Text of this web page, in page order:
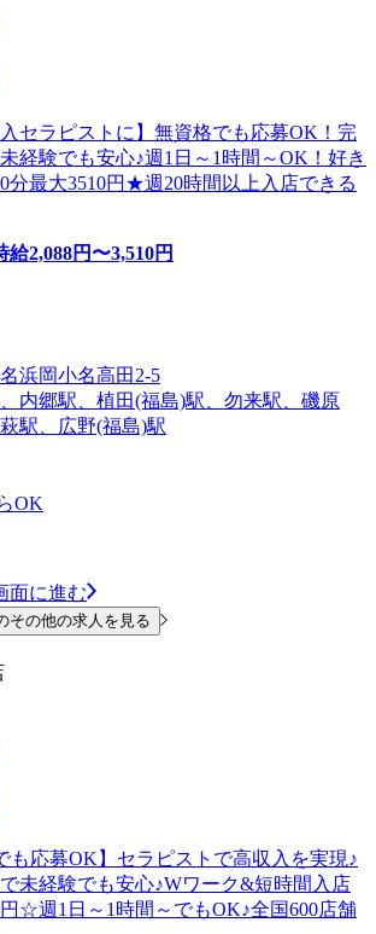
入セラピストに】無資格でも応募OK！完
経験でも安心♪週1日～1時間～OK！好き
分最大3510円★週20時間以上入店できる
給2,088円〜3,510円
浜岡小名高田2-5
内郷駅、植田(福島)駅、勿来駅、磯原
駅、広野(福島)駅
OK
面に進む
その他の求人を見る
も応募OK】セラピストで高収入を実現♪
未経験でも安心♪Wワーク&短時間入店
☆週1日～1時間～でもOK♪全国600店舗